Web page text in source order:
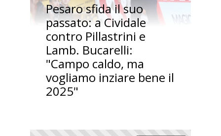
Pesaro sfida il suo
passato: a Cividale
contro Pillastrini e
Lamb. Bucarelli:
"Campo caldo, ma
vogliamo inziare bene il
2025"